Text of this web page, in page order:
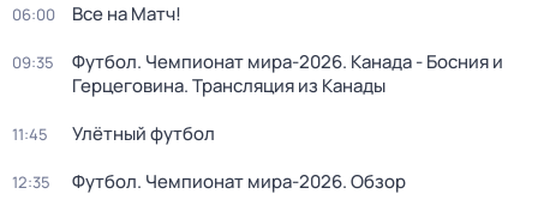
06:00 Все на Матч!
09:35
Футбол. Чемпионат мира-2026. Канада - Босния и
Герцеговина. Трансляция из Канады
11:45 Улётный футбол
12:35 Футбол. Чемпионат мира-2026. Обзор